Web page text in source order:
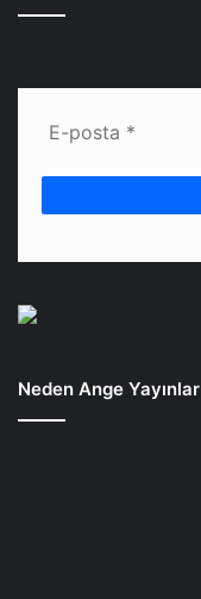
Neden Ange